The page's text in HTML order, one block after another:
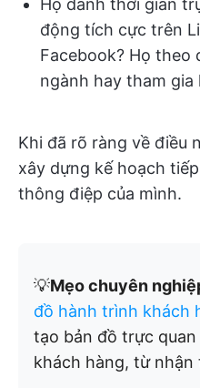
Họ dành thời gian
động tích cực trên
Facebook? Họ theo
ngành hay tham
Khi đã rõ ràng về điều
xây dựng kế hoạch
thông điệp của mình.
💡Mẹo chuyên
đồ hành trình khách
tạo bản đồ trực
khách hàng, từ nhận